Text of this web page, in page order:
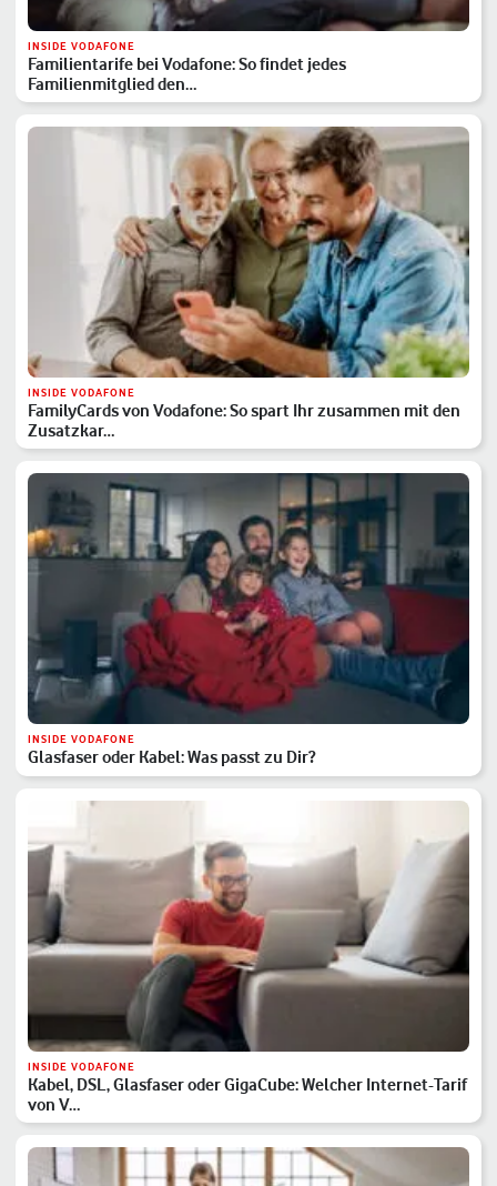
INSIDE VODAFONE
Familientarife bei Vodafone: So findet jedes
Familienmitglied den…
INSIDE VODAFONE
FamilyCards von Vodafone: So spart Ihr zusammen mit den
Zusatzkar…
INSIDE VODAFONE
Glasfaser oder Kabel: Was passt zu Dir?
INSIDE VODAFONE
Kabel, DSL, Glasfaser oder GigaCube: Welcher Internet-Tarif
von V…